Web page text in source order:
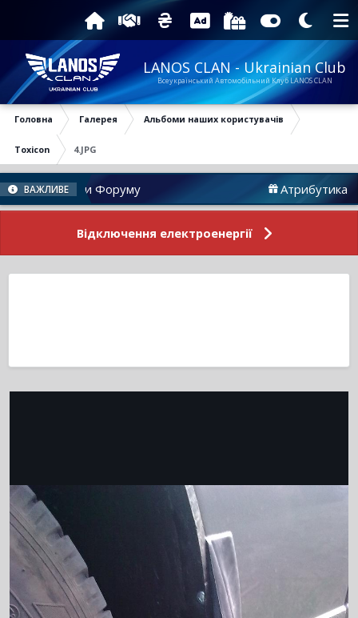
LANOS CLAN - Ukrainian Club
Всеукраїнський Автомобільний Клуб LANOS CLAN
Головна Галерея Альбоми наших користувачів
Toxicon 4.JPG
ВАЖЛИВЕ
Новини Форуму Атрибутика
Відключення електроенергії